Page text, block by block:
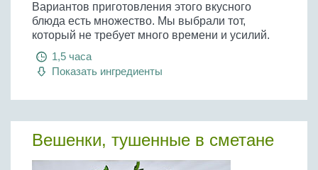
Вариантов приготовления этого вкусного
блюда есть множество. Мы выбрали тот,
который не требует много времени и усилий.
1,5 часа
Показать ингредиенты
Вешенки, тушенные в сметане